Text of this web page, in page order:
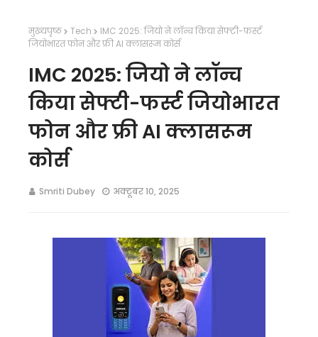
मुख्यपृष्ठ Tech
IMC 2025: जियो ने लॉन्च किया सेफ्टी-फर्स्ट
जियोभारत फोन और फ्री AI क्लासरूम कोर्स
IMC 2025: जियो ने लॉन्च
किया सेफ्टी-फर्स्ट जियोभारत
फोन और फ्री AI क्लासरूम
कोर्स
Smriti Dubey अक्टूबर 10, 2025